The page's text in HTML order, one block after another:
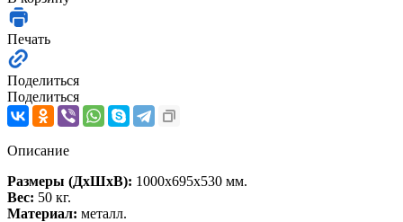
Печать
Поделиться
Поделиться
Описание
Размеры (ДхШхВ): 1000х695х530 мм.
Вес: 50 кг.
Материал: металл.